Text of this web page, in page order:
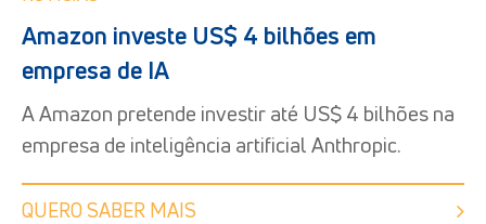
Amazon investe US$ 4 bilhões em
empresa de IA
A Amazon pretende investir até US$ 4 bilhões na
empresa de inteligência artificial Anthropic.
QUERO SABER MAIS